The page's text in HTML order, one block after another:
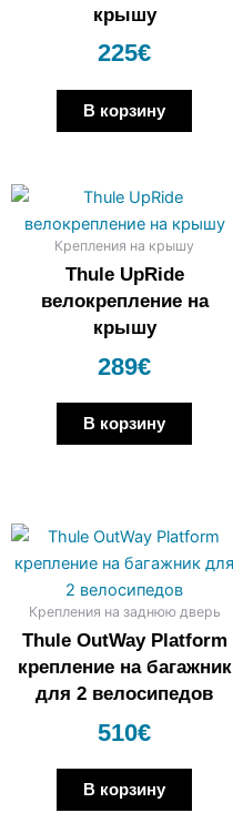
крышу
225€
В корзину
Крепления на крышу
Thule UpRide
велокрепление на
крышу
289€
В корзину
Крепления на заднюю дверь
Thule OutWay Platform
крепление на багажник
для 2 велосипедов
510€
В корзину